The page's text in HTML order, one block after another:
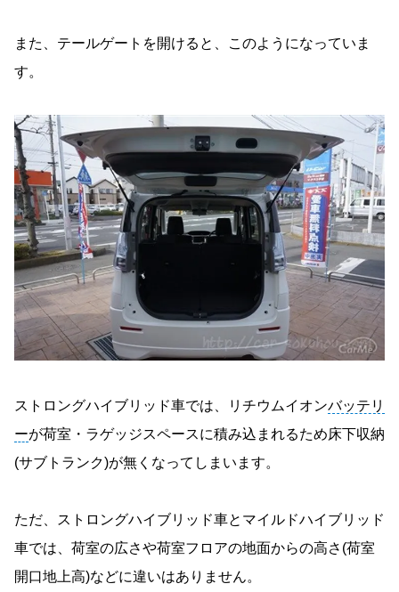
また、テールゲートを開けると、このようになっていま
す。
ストロングハイブリッド車では、リチウムイオンバッテリ
ーが荷室・ラゲッジスペースに積み込まれるため床下収納
(サブトランク)が無くなってしまいます。
ただ、ストロングハイブリッド車とマイルドハイブリッド
車では、荷室の広さや荷室フロアの地面からの高さ(荷室
開口地上高)などに違いはありません。